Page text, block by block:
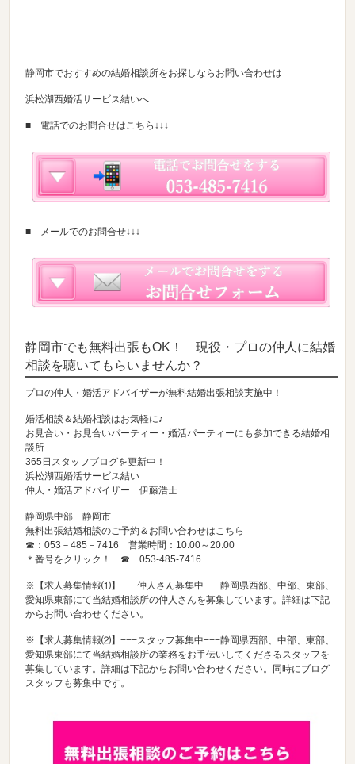
静岡市でおすすめの結婚相談所をお探しならお問い合わせは
浜松湖西婚活サービス結いへ
■ 電話でのお問合せはこちら↓↓↓
■ メールでのお問合せ↓↓↓
静岡市でも無料出張もOK！ 現役・プロの仲人に結婚
相談を聴いてもらいませんか？
プロの仲人・婚活アドバイザーが無料結婚出張相談実施中！
婚活相談＆結婚相談はお気軽に♪
お見合い・お見合いパーティー・婚活パーティーにも参加できる結婚相
談所
365日スタッフブログを更新中！
浜松湖西婚活サービス結い
仲人・婚活アドバイザー 伊藤浩士
静岡県中部 静岡市
無料出張結婚相談のご予約＆お問い合わせはこちら
☎：053－485－7416 営業時間：10:00～20:00
＊番号をクリック！ ☎053-485-7416
※【求人募集情報⑴】−−−仲人さん募集中−−−静岡県西部、中部、東部、
愛知県東部にて当結婚相談所の仲人さんを募集しています。詳細は下記
からお問い合わせください。
※【求人募集情報⑵】−−−スタッフ募集中−−−静岡県西部、中部、東部、
愛知県東部にて当結婚相談所の業務をお手伝いしてくださるスタッフを
募集しています。詳細は下記からお問い合わせください。同時にブログ
スタッフも募集中です。